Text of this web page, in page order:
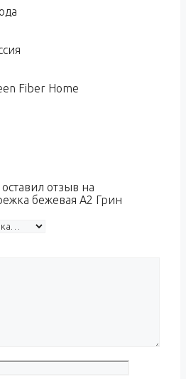
Fiber Home
отзыв на
бежевая A2 Грин